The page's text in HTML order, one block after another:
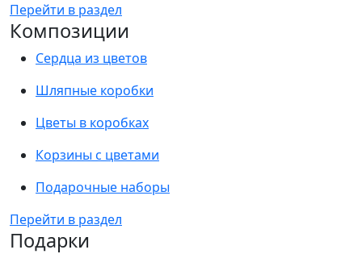
Перейти в раздел
Композиции
Сердца из цветов
Шляпные коробки
Цветы в коробках
Корзины с цветами
Подарочные наборы
Перейти в раздел
Подарки